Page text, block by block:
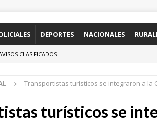
DEPORTES NACIONALES
CLASIFICADOS
Transportistas turísticos se integraron a la
turísticos se